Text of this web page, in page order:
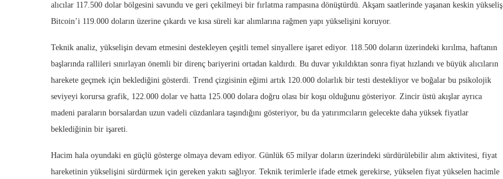
alıcılar 117.500 dolar bölgesini savundu ve geri çekilmeyi bir fırlatma rampasına dönüştürdü. Akşam saatlerinde yaşanan keskin yükseliş
Bitcoin’i 119.000 doların üzerine çıkardı ve kısa süreli kar alımlarına rağmen yapı yükselişini koruyor.
Teknik analiz, yükselişin devam etmesini destekleyen çeşitli temel sinyallere işaret ediyor. 118.500 doların üzerindeki kırılma, haftanın
başlarında rallileri sınırlayan önemli bir direnç bariyerini ortadan kaldırdı. Bu duvar yıkıldıktan sonra fiyat hızlandı ve büyük alıcıların
harekete geçmek için beklediğini gösterdi. Trend çizgisinin eğimi artık 120.000 dolarlık bir testi destekliyor ve boğalar bu psikolojik
seviyeyi korursa grafik, 122.000 dolar ve hatta 125.000 dolara doğru olası bir koşu olduğunu gösteriyor. Zincir üstü akışlar ayrıca
madeni paraların borsalardan uzun vadeli cüzdanlara taşındığını gösteriyor, bu da yatırımcıların gelecekte daha yüksek fiyatlar
beklediğinin bir işareti.
Hacim hala oyundaki en güçlü gösterge olmaya devam ediyor. Günlük 65 milyar doların üzerindeki sürdürülebilir alım aktivitesi, fiyat
hareketinin yükselişini sürdürmek için gereken yakıtı sağlıyor. Teknik terimlerle ifade etmek gerekirse, yükselen fiyat yükselen hacimle